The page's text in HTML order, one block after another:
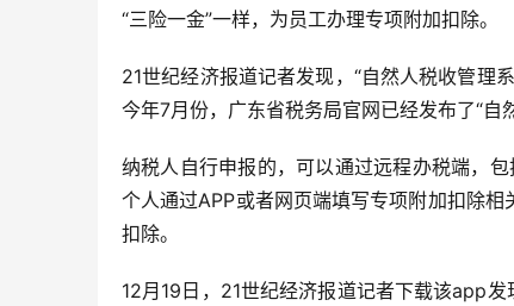
“三险一金”一样，为员工办理专项附加扣除。
21世纪经济报道记者发现，“自然人税收管理
今年7月份，广东省税务局官网已经发布了“自
纳税人自行申报的，可以通过远程办税端，
个人通过APP或者网页端填写专项附加扣除
扣除。
12月19日，21世纪经济报道记者下载该app